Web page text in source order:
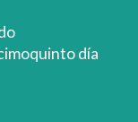
día